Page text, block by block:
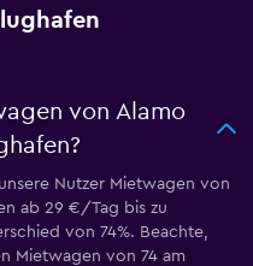
von Alamo
Nutzer Mietwagen von
ab 29 €/Tag bis zu
von 74%. Beachte,
Mietwagen von 74 am